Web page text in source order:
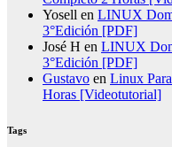
Yosell en LINUX
3°Edición [PDF]
José H en LINUX
3°Edición [PDF]
Gustavo en Linux
Horas [Videotutorial]
Tags